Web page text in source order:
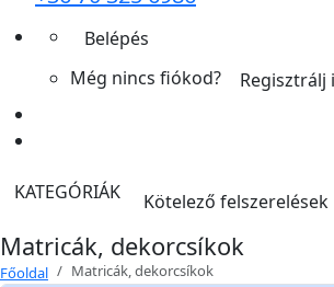
Belépés
Még nincs fiókod?
Regisztrálj
KATEGÓRIÁK Kötelező felszerelések
Matricák, dekorcsíkok
Főoldal Matricák, dekorcsíkok